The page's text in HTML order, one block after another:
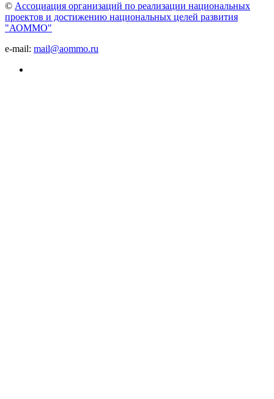
© Ассоциация организаций по реализации национальных
проектов и достижению национальных целей развития
"АОММО"
e-mail: mail@aommo.ru